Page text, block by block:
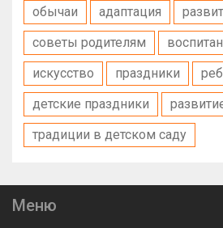
обычаи
адаптация
советы родителям
искусство
праздники
детские праздники
традиции в детском саду
Меню